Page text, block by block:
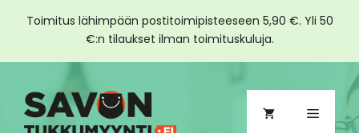
Toimitus lähimpään postitoimipisteeseen 5,90 €. Yli 50
€:n tilaukset ilman toimituskuluja.
sisältöön
Valikko